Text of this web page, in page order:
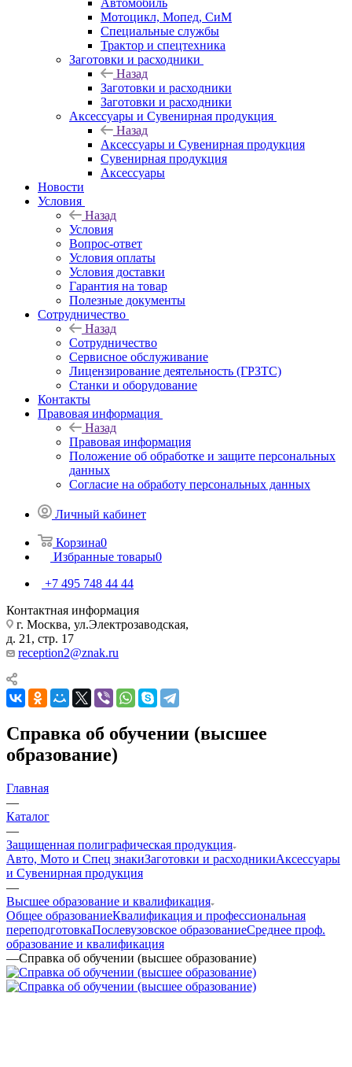
Автомобиль
Мотоцикл, Мопед, СиМ
Специальные службы
Трактор и спецтехника
Заготовки и расходники
Назад
Заготовки и расходники
Заготовки и расходники
Аксессуары и Сувенирная продукция
Назад
Аксессуары и Сувенирная продукция
Сувенирная продукция
Аксессуары
Новости
Условия
Назад
Условия
Вопрос-ответ
Условия оплаты
Условия доставки
Гарантия на товар
Полезные документы
Сотрудничество
Назад
Сотрудничество
Сервисное обслуживание
Лицензирование деятельность (ГРЗТС)
Станки и оборудование
Контакты
Правовая информация
Назад
Правовая информация
Положение об обработке и защите персональных
данных
Согласие на обработу персональных данных
Личный кабинет
Корзина0
Избранные товары0
+7 495 748 44 44
Контактная информация
г. Москва, ул.Электрозаводская,
д. 21, стр. 17
reception2@znak.ru
Справка об обучении (высшее
образование)
Главная
—
Каталог
—
Защищенная полиграфическая продукция
Авто, Мото и Спец знакиЗаготовки и расходникиАксессуары
и Сувенирная продукция
—
Высшее образование и квалификация
Общее образованиеКвалификация и профессиональная
переподготовкаПослевузовское образованиеСреднее проф.
образование и квалификация
—Справка об обучении (высшее образование)